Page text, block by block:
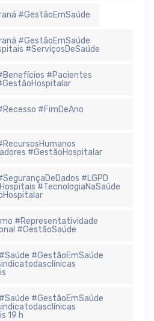
#GestãoEmSaúde
#GestãoEmSaúde
#ServiçosDeSaúde
#Pacientes
#FimDeAno
#GestãoHospitalar
#LGPD
#TecnologiaNaSaúde
#Representatividade
#GestãoSaúde
#GestãoEmSaúde
#GestãoEmSaúde
19 h